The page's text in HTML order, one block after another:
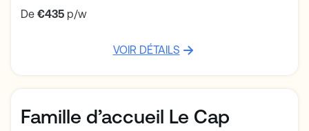
De €435 p/w
VOIR DÉTAILS
Famille d’accueil Le Cap